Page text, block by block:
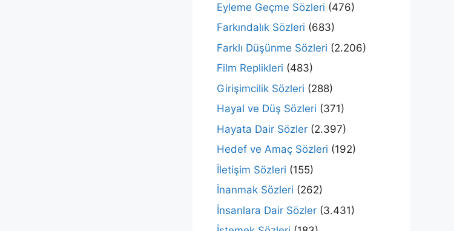
Eyleme Geçme Sözleri (476)
Farkındalık Sözleri (683)
Farklı Düşünme Sözleri (2.206)
Film Replikleri (483)
Girişimcilik Sözleri (288)
Hayal ve Düş Sözleri (371)
Hayata Dair Sözler (2.397)
Hedef ve Amaç Sözleri (192)
İletişim Sözleri (155)
İnanmak Sözleri (262)
İnsanlara Dair Sözler (3.431)